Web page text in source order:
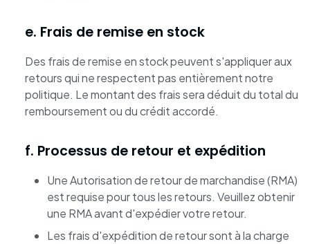
e. Frais de remise en stock
Des frais de remise en stock peuvent s'appliquer aux
retours qui ne respectent pas entièrement notre
politique. Le montant des frais sera déduit du total du
remboursement ou du crédit accordé.
f. Processus de retour et expédition
Une Autorisation de retour de marchandise (RMA)
est requise pour tous les retours. Veuillez obtenir
une RMA avant d'expédier votre retour.
Les frais d'expédition de retour sont à la charge